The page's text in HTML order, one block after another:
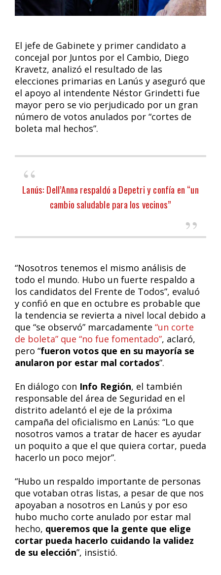
El jefe de Gabinete y primer candidato a
concejal por Juntos por el Cambio, Diego
Kravetz, analizó el resultado de las
elecciones primarias en Lanús y aseguró que
el apoyo al intendente Néstor Grindetti fue
mayor pero se vio perjudicado por un gran
número de votos anulados por “cortes de
boleta mal hechos”.
Lanús: Dell’Anna respaldó a Depetri y confía en “un
cambio saludable para los vecinos”
“Nosotros tenemos el mismo análisis de
todo el mundo. Hubo un fuerte respaldo a
los candidatos del Frente de Todos”, evaluó
y confió en que en octubre es probable que
la tendencia se revierta a nivel local debido a
que “se observó” marcadamente “un corte
de boleta” que “no fue fomentado”, aclaró,
pero “fueron votos que en su mayoría se
anularon por estar mal cortados”.
En diálogo con Info Región, el también
responsable del área de Seguridad en el
distrito adelantó el eje de la próxima
campaña del oficialismo en Lanús: “Lo que
nosotros vamos a tratar de hacer es ayudar
un poquito a que el que quiera cortar, pueda
hacerlo un poco mejor”.
“Hubo un respaldo importante de personas
que votaban otras listas, a pesar de que nos
apoyaban a nosotros en Lanús y por eso
hubo mucho corte anulado por estar mal
hecho, queremos que la gente que elige
cortar pueda hacerlo cuidando la validez
de su elección”, insistió.